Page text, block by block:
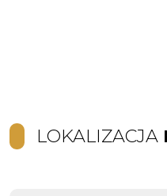
LOKALIZACJA